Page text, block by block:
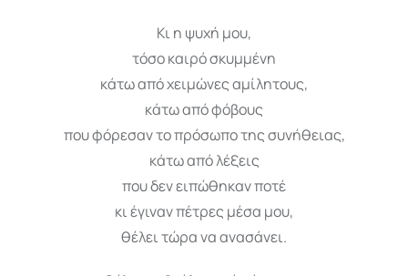
Κι η ψυχή μου,
τόσο καιρό σκυμμένη
κάτω από χειμώνες αμίλητους,
κάτω από φόβους
που φόρεσαν το πρόσωπο της συνήθειας,
κάτω από λέξεις
που δεν ειπώθηκαν ποτέ
κι έγιναν πέτρες μέσα μου,
θέλει τώρα να ανασάνει.